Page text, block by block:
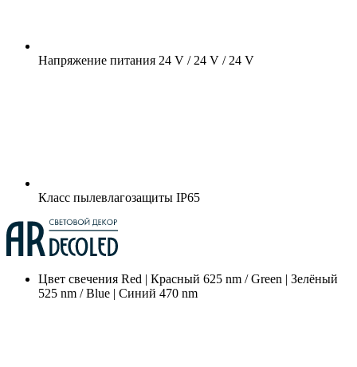
Напряжение питания 24 V / 24 V / 24 V
Класс пылевлагозащиты IP65
Цвет свечения Red | Красный 625 nm / Green | Зелёный
525 nm / Blue | Синий 470 nm